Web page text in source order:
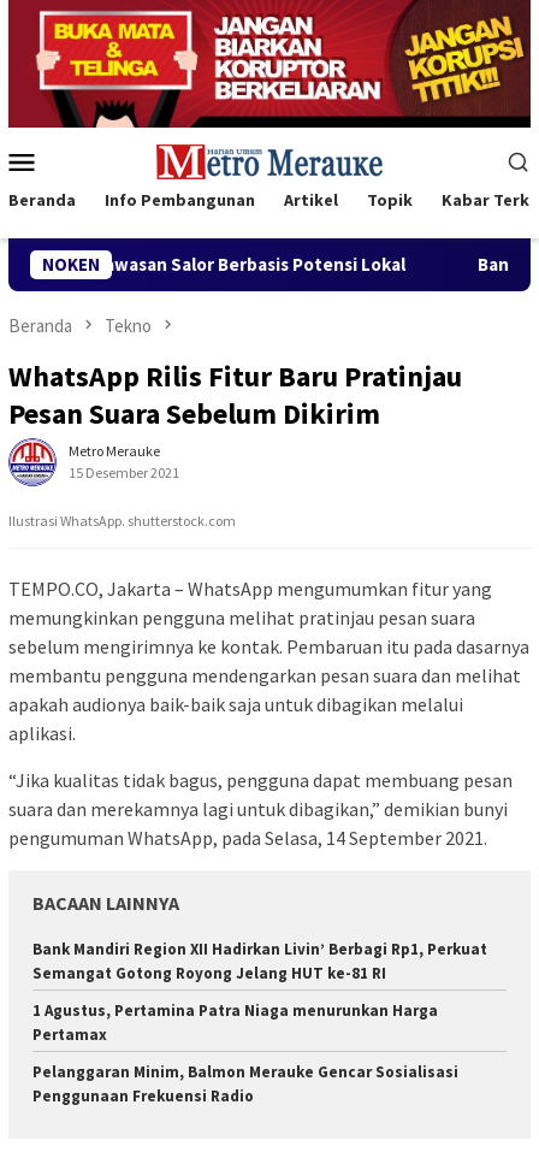
Loncat
konten
Mobile
Beranda Info Pembangunan Artikel Topik Kabar
NOKEN
Berbasis Potensi Lokal Bank Mandiri Region XII
Beranda Tekno
WhatsApp Rilis Fitur Baru Pratinjau
Pesan Suara Sebelum Dikirim
Metro Merauke
15 Desember 2021
Ilustrasi WhatsApp. shutterstock.com
TEMPO.CO, Jakarta – WhatsApp mengumumkan fitur yang
memungkinkan pengguna melihat pratinjau pesan suara
sebelum mengirimnya ke kontak. Pembaruan itu pada dasarnya
membantu pengguna mendengarkan pesan suara dan melihat
apakah audionya baik-baik saja untuk dibagikan melalui
aplikasi.
“Jika kualitas tidak bagus, pengguna dapat membuang pesan
suara dan merekamnya lagi untuk dibagikan,” demikian bunyi
pengumuman WhatsApp, pada Selasa, 14 September 2021.
BACAAN LAINNYA
Bank Mandiri Region XII Hadirkan Livin’ Berbagi Rp1, Perkuat
Semangat Gotong Royong Jelang HUT ke-81 RI
1 Agustus, Pertamina Patra Niaga menurunkan Harga
Pertamax
Pelanggaran Minim, Balmon Merauke Gencar Sosialisasi
Penggunaan Frekuensi Radio